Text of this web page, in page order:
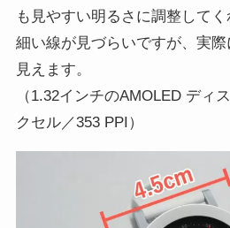
も見やすい明るさに調整して
細い線が見づらいですが、実
見えます。
（1.32インチのAMOLED ディ
クセル／353 PPI）